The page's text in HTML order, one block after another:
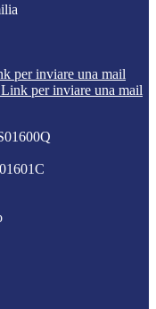
per inviare una mail
Link per inviare una mail